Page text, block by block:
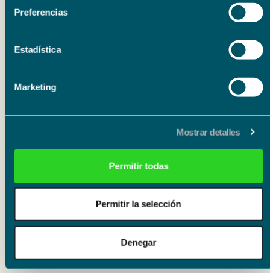
Preferencias
Estadística
Marketing
Mostrar detalles
Permitir todas
Permitir la selección
Denegar
Fundación Unicaja y UTAMED Universidad
UTAMED Universidad y Fundación Unicaja han
presentado la segunda edición de las Becas
MEM, un programa que vuelve a apostar por…